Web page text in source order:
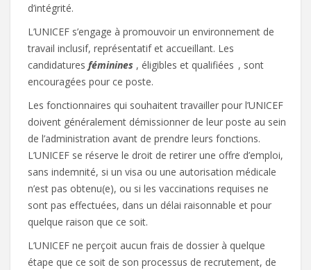
d’intégrité.
L’UNICEF s’engage à promouvoir un environnement de
travail inclusif, représentatif et accueillant. Les
candidatures féminines , éligibles et qualifiées , sont
encouragées pour ce poste.
Les fonctionnaires qui souhaitent travailler pour l’UNICEF
doivent généralement démissionner de leur poste au sein
de l’administration avant de prendre leurs fonctions.
L’UNICEF se réserve le droit de retirer une offre d’emploi,
sans indemnité, si un visa ou une autorisation médicale
n’est pas obtenu(e), ou si les vaccinations requises ne
sont pas effectuées, dans un délai raisonnable et pour
quelque raison que ce soit.
L’UNICEF ne perçoit aucun frais de dossier à quelque
étape que ce soit de son processus de recrutement, de